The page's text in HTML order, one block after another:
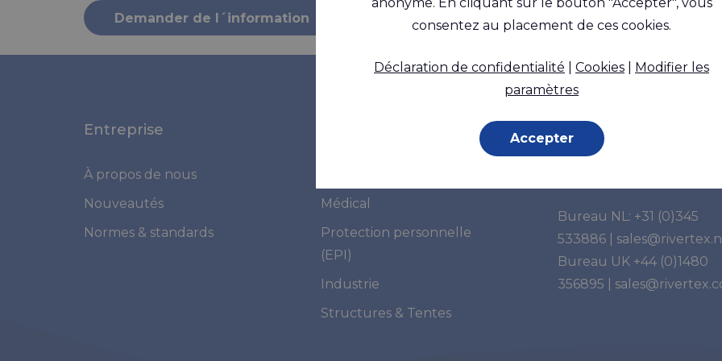
Demander de l´information
Entreprise
À propos de nous
Nouveautés
Normes & standards
Médical
Protection personnelle
(EPI)
Industrie
Structures & Tentes
Vous avez des
Bureau NL: +31 (0)345
533886
sales@rivertex.nl
Bureau UK +44 (0)1480
356895
consentez au placement de ces cookies.
Déclaration de confidentialité Cookies
Modifier les
paramètres
Accepter